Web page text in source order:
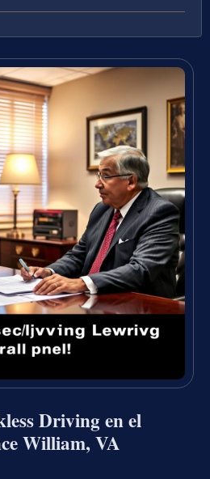
Driving en el
William, VA